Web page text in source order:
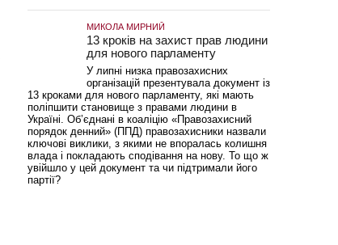
МИКОЛА МИРНИЙ
13 кроків на захист прав людини
для нового парламенту
У липні низка правозахисних
організацій презентувала документ із
13 кроками для нового парламенту, які мають
поліпшити становище з правами людини в
Україні. Об’єднані в коаліцію «Правозахисний
порядок денний» (ППД) правозахисники назвали
ключові виклики, з якими не впоралась колишня
влада і покладають сподівання на нову. То що ж
увійшло у цей документ та чи підтримали його
партії?